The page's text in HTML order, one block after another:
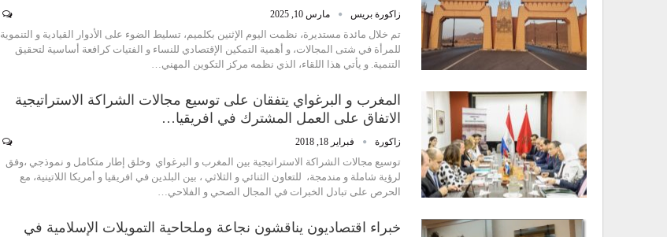
زاكورة بريس مارس 10, 2025
تم خلال مائدة مستديرة، نظمت اليوم الإثنين بكلميم، تسليط الضوء على الأدوار القيادية و التنموية
للمرأة في شتى المجالات، و أهمية التمكين الإقتصادي للنساء و الفتيات كرافعة أساسية لتحقيق
التنمية. و يأتي هذا اللقاء، الذي نظمه مركز التكوين المهني…
المغرب و البرغواي يتفقان على توسيع مجالات الشراكة الاستراتيجية
الاتفاق على العمل المشترك في افريقيا…
زاكورة فبراير 18, 2018
توسيع مجالات الشراكة الاستراتيجية بين المغرب و البرغواي وخلق إطار متكامل و نموذجي ،وفق
لرؤية شاملة و مندمجة، للتعاون الثنائي و الثلاثي ، بين البلدين في افريقيا و أمريكا اللاتينية، مع
الحرص على تبادل الخبرات في المجال الصحي و الفلاحي…
خبراء اقتصاديون يناقشون نجاعة وملحاحية التمويلات الإسلامية في